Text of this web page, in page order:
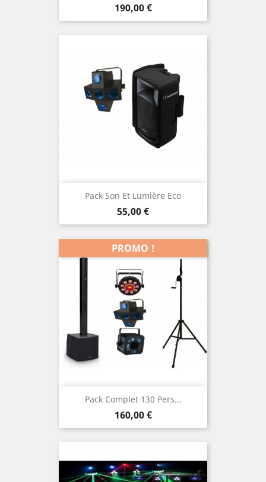
Prix
190,00 €
Pack Son Et Lumière Eco
Prix
55,00 €
Pack Complet 130 Pers...
Prix
160,00 €
PROMO !